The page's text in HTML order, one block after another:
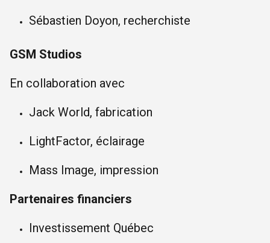
Sébastien Doyon, recherchiste
GSM Studios
En collaboration avec
Jack World, fabrication
LightFactor, éclairage
Mass Image, impression
Partenaires financiers
Investissement Québec